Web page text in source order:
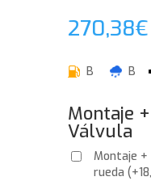
270,38€
B B
Montaje
Válvula
Montaje +
rueda(+